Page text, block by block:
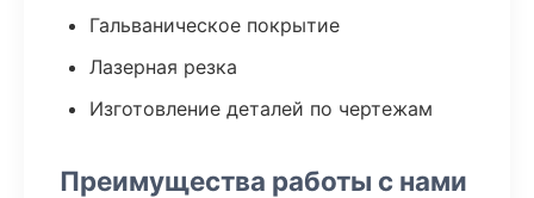
Гальваническое покрытие
Лазерная резка
Изготовление деталей по чертежам
Преимущества работы с нами